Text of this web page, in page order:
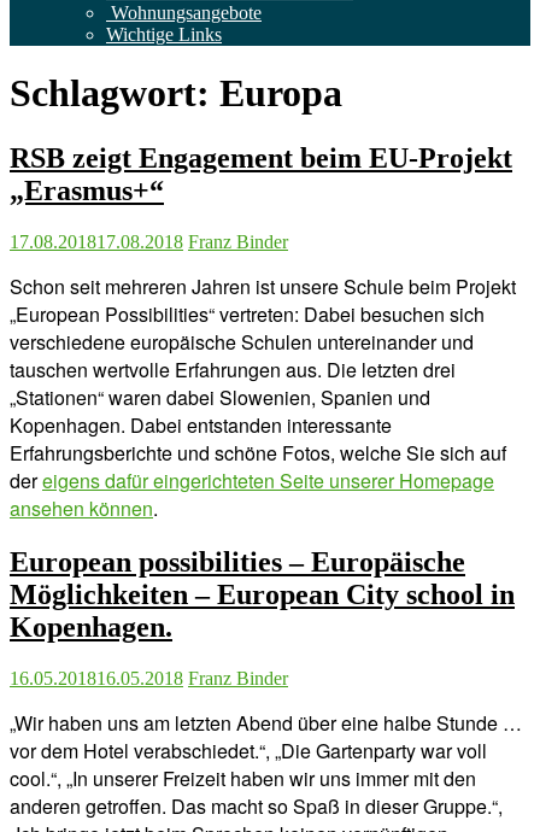
Wohnungsangebote
Wichtige Links
Schlagwort: Europa
RSB zeigt Engagement beim EU-Projekt
„Erasmus+“
17.08.201817.08.2018 Franz Binder
Schon seit mehreren Jahren ist unsere Schule beim Projekt
„European Possibilities“ vertreten: Dabei besuchen sich
verschiedene europäische Schulen untereinander und
tauschen wertvolle Erfahrungen aus. Die letzten drei
„Stationen“ waren dabei Slowenien, Spanien und
Kopenhagen. Dabei entstanden interessante
Erfahrungsberichte und schöne Fotos, welche Sie sich auf
dereigens dafür eingerichteten Seite unserer Homepage
ansehen können.
European possibilities – Europäische
Möglichkeiten – European City school in
Kopenhagen.
16.05.201816.05.2018 Franz Binder
„Wir haben uns am letzten Abend über eine halbe Stunde …
vor dem Hotel verabschiedet.“, „Die Gartenparty war voll
cool.“, „In unserer Freizeit haben wir uns immer mit den
anderen getroffen. Das macht so Spaß in dieser Gruppe.“,